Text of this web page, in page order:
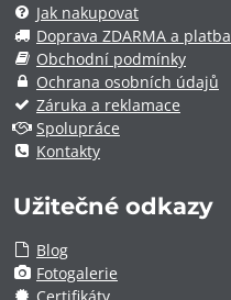
Jak nakupovat
Doprava ZDARMA a platba
Obchodní podmínky
Ochrana osobních údajů
Záruka a reklamace
Spolupráce
Kontakty
Užitečné odkazy
Blog
Fotogalerie